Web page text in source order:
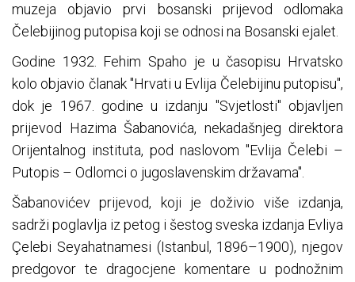
muzeja objavio prvi bosanski prijevod odlomaka
Čelebijinog putopisa koji se odnosi na Bosanski ejalet.
Godine 1932. Fehim Spaho je u časopisu Hrvatsko
kolo objavio članak "Hrvati u Evlija Čelebijinu putopisu",
dok je 1967. godine u izdanju "Svjetlosti" objavljen
prijevod Hazima Šabanovića, nekadašnjeg direktora
Orijentalnog instituta, pod naslovom "Evlija Čelebi –
Putopis – Odlomci o jugoslavenskim državama".
Šabanovićev prijevod, koji je doživio više izdanja,
sadrži poglavlja iz petog i šestog sveska izdanja Evliya
Çelebi Seyahatnamesi (Istanbul, 1896–1900), njegov
predgovor te dragocjene komentare u podnožnim